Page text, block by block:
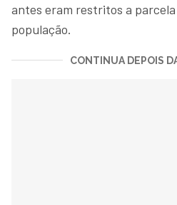
antes eram restritos a
população.
CONTINUA DEPOIS